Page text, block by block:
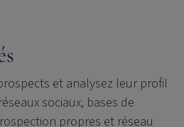
et analysez leur profil
sociaux, bases de
propres et réseau